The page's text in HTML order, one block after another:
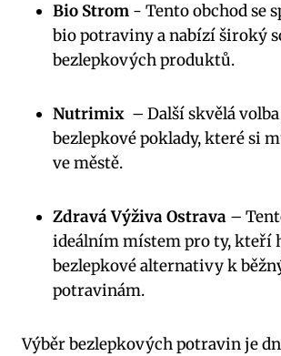
Bio Strom ⁣- Tento obchod se‍
bio potraviny ⁤a nabízí široký
bezlepkových⁤ produktů.
Nutrimix
– Další skvělá
‍bezlepkové poklady,⁢ které si
⁣ve městě.
Zdravá ⁢Výživa⁣ Ostrava –
ideálním místem pro ty, kteří
bezlepkové ⁢alternativy k
⁤potravinám.
Výběr bezlepkových potravin je